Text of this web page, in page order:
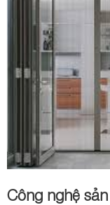
Công nghệ